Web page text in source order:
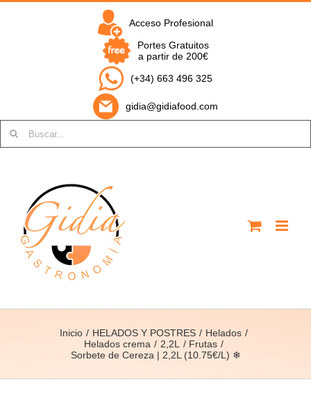
Saltar
Acceso Profesional
Portes Gratuitos
a partir de 200€
(+34) 663 496 325
gidia@gidiafood.com
Inicio HELADOS Y POSTRES
Helados
Helados crema
2,2L
Frutas
Sorbete de Cereza | 2,2L (10.75€/L) ❄